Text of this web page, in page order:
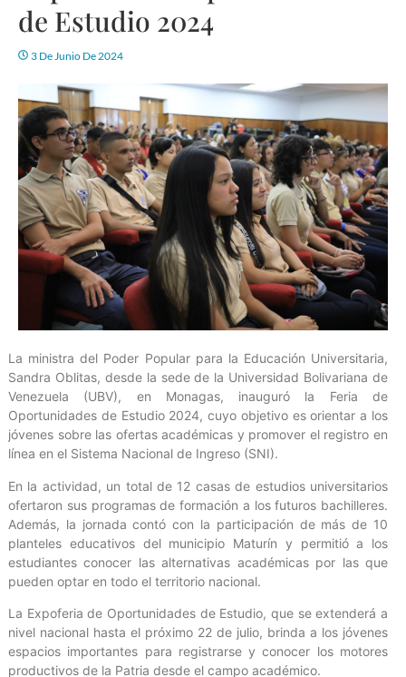
de Estudio 2024
3 De Junio De 2024
La ministra del Poder Popular para la Educación Universitaria,
Sandra Oblitas, desde la sede de la Universidad Bolivariana de
Venezuela (UBV), en Monagas, inauguró la Feria de
Oportunidades de Estudio 2024, cuyo objetivo es orientar a los
jóvenes sobre las ofertas académicas y promover el registro en
línea en el Sistema Nacional de Ingreso (SNI).
En la actividad, un total de 12 casas de estudios universitarios
ofertaron sus programas de formación a los futuros bachilleres.
Además, la jornada contó con la participación de más de 10
planteles educativos del municipio Maturín y permitió a los
estudiantes conocer las alternativas académicas por las que
pueden optar en todo el territorio nacional.
La Expoferia de Oportunidades de Estudio, que se extenderá a
nivel nacional hasta el próximo 22 de julio, brinda a los jóvenes
espacios importantes para registrarse y conocer los motores
productivos de la Patria desde el campo académico.